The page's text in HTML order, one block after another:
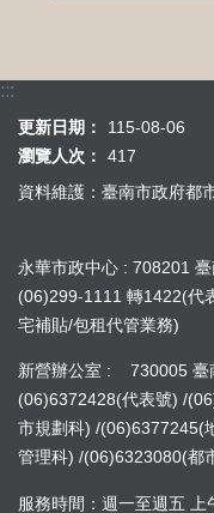
:::
更新日期：
115-08-06
瀏覽人次：
417
資料維護：臺南市政府都
永華市政中心 : 708201
(06)299-1111 轉1422(代
宅補貼/包租代管業務)
新營辦公室 : 730005
(06)6372428(代表號) /
市規劃科) /(06)6377245(
管理科) /(06)6323080(都
服務時間：週一至週五